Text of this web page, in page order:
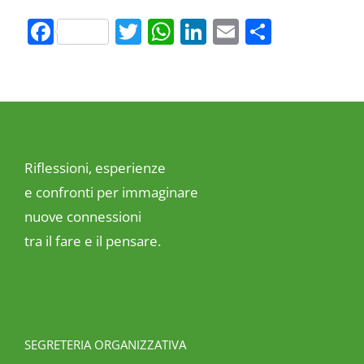
FacebookTwitter
WhatsApp
LinkedIn
Email
Riflessioni, esperienze
e confronti per immaginare
nuove connessioni
tra il fare e il pensare.
SEGRETERIA ORGANIZZATIVA